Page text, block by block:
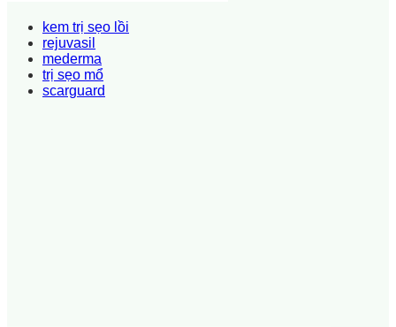
kem trị sẹo lồi
rejuvasil
mederma
trị sẹo mổ
scarguard